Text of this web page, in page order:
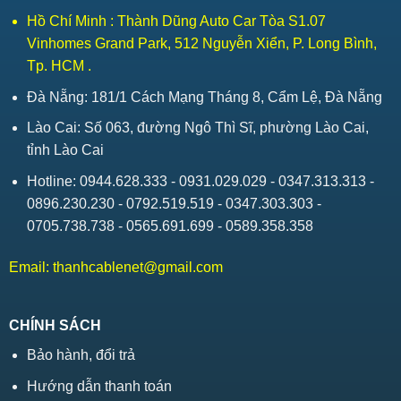
Hồ Chí Minh : Thành Dũng Auto Car Tòa S1.07
Vinhomes Grand Park, 512 Nguyễn Xiển, P. Long Bình,
Tp. HCM .
Đà Nẵng: 181/1 Cách Mạng Tháng 8, Cẩm Lệ, Đà Nẵng
Lào Cai: Số 063, đường Ngô Thì Sĩ, phường Lào Cai,
tỉnh Lào Cai
Hotline: 0944.628.333 - 0931.029.029 - 0347.313.313 -
0896.230.230 - 0792.519.519 - 0347.303.303 -
0705.738.738 - 0565.691.699 - 0589.358.358
Email: thanhcablenet@gmail.com
CHÍNH SÁCH
Bảo hành, đổi trả
Hướng dẫn thanh toán